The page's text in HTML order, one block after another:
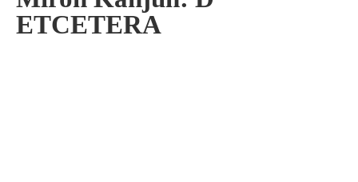
ETCETERA